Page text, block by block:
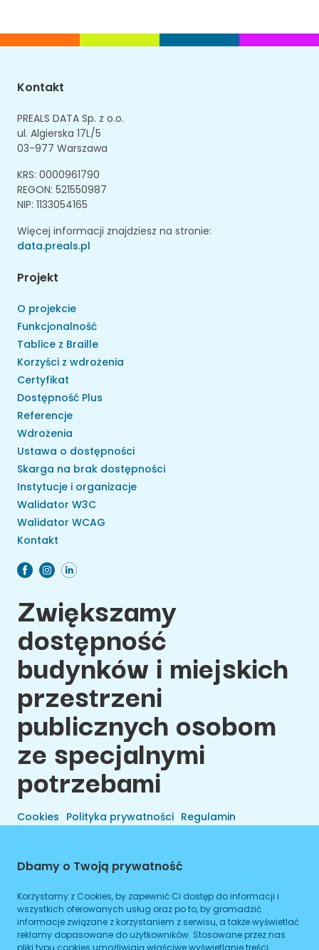
Kontakt
PREALS DATA Sp. z o.o.
ul. Algierska 17L/5
03-977 Warszawa
KRS: 0000961790
REGON: 521550987
NIP: 1133054165
Więcej informacji znajdziesz na stronie:
data.preals.pl
Projekt
O projekcie
Funkcjonalność
Tablice z Braille
Korzyści z wdrożenia
Certyfikat
Dostępność Plus
Referencje
Wdrożenia
Ustawa o dostępności
Skarga na brak dostępności
Instytucje i organizacje
Walidator W3C
Walidator WCAG
Kontakt
Zwiększamy
dostępność
budynków i miejskich
przestrzeni
publicznych osobom
ze specjalnymi
potrzebami
Cookies Polityka prywatności Regulamin
Dbamy o Twoją prywatność
Korzystamy z Cookies, by zapewnić Ci dostęp do informacji i
wszystkich oferowanych usług oraz po to, by gromadzić
informacje związane z korzystaniem z serwisu, a także wyświetlać
reklamy dopasowane do użytkowników. Stosowane przez nas
pliki typu cookies umożliwiają właściwe wyświetlanie treści,